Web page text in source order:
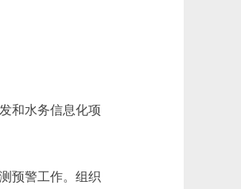
和水务信息化项
预警工作。组织